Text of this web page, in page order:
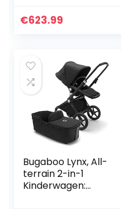
kinderwagen met
€623.99
Bugaboo Lynx, All-
terrain 2-in-1
Kinderwagen: